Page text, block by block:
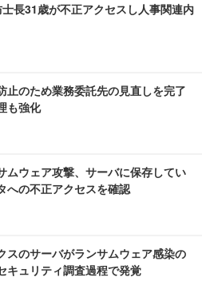
長31歳が不正アクセスし人事関連内
止のため業務委託先の見直しを完了
も強化
ムウェア攻撃、サーバに保存してい
への不正アクセスを確認
スのサーバがランサムウェア感染の
キュリティ調査過程で発覚